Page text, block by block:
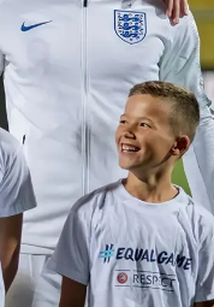
Aston Villa